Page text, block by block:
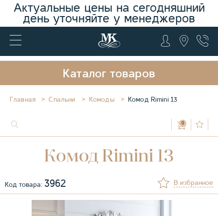
Актуальные цены на сегодняшний
день уточняйте у менеджеров
Каталог товаров
Главная Спальни Комоды Комод Rimini 13
0
Комод Rimini 13
Код товара: 3962 В избранное